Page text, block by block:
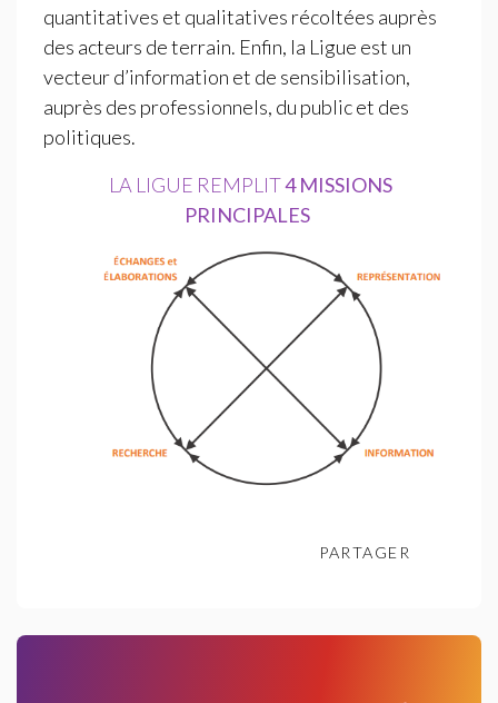
quantitatives et qualitatives récoltées auprès
des acteurs de terrain. Enfin, la Ligue est un
vecteur d’information et de sensibilisation,
auprès des professionnels, du public et des
politiques.
LA LIGUE REMPLIT4 MISSIONS
PRINCIPALES
PARTAGER